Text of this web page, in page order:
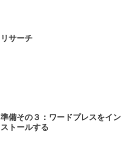
リサーチ
準備その３：ワードプレスをイン
ストールする